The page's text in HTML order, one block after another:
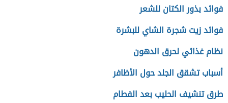
فوائد بذور الكتان للشعر
فوائد زيت شجرة الشاي للبشرة
نظام غذائي لحرق الدهون
أسباب تشقق الجلد حول الأظافر
طرق تنشيف الحليب بعد الفطام